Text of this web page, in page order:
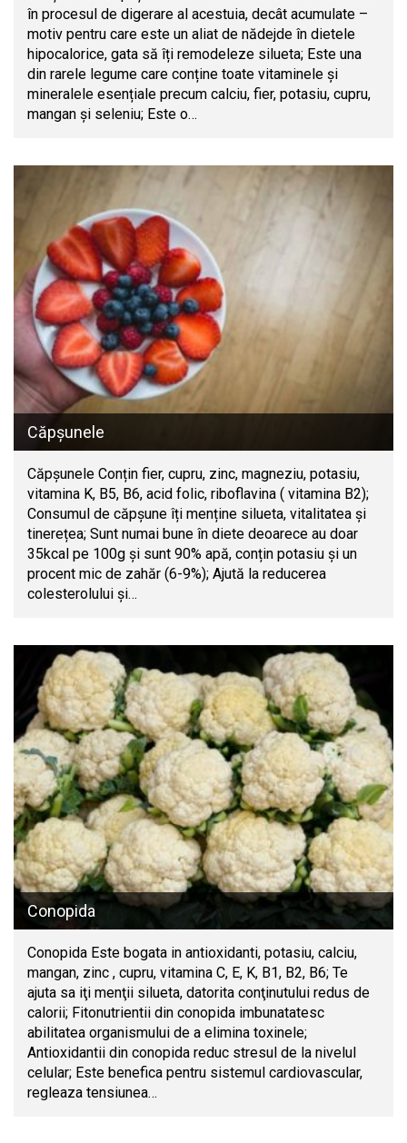
în procesul de digerare al acestuia, decât acumulate –
motiv pentru care este un aliat de nădejde în dietele
hipocalorice, gata să îți remodeleze silueta; Este una
din rarele legume care conține toate vitaminele și
mineralele esențiale precum calciu, fier, potasiu, cupru,
mangan și seleniu; Este o…
Căpșunele
Căpșunele Conțin fier, cupru, zinc, magneziu, potasiu,
vitamina K, B5, B6, acid folic, riboflavina ( vitamina B2);
Consumul de căpșune îți menține silueta, vitalitatea și
tinerețea; Sunt numai bune în diete deoarece au doar
35kcal pe 100g și sunt 90% apă, conțin potasiu și un
procent mic de zahăr (6-9%); Ajută la reducerea
colesterolului și…
Conopida
Conopida Este bogata in antioxidanti, potasiu, calciu,
mangan, zinc , cupru, vitamina C, E, K, B1, B2, B6; Te
ajuta sa iţi menţii silueta, datorita conţinutului redus de
calorii; Fitonutrientii din conopida imbunatatesc
abilitatea organismului de a elimina toxinele;
Antioxidantii din conopida reduc stresul de la nivelul
celular; Este benefica pentru sistemul cardiovascular,
regleaza tensiunea…